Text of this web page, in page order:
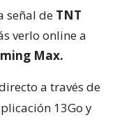
señal de TNT
verlo online a
Max.
a través de
13Go y